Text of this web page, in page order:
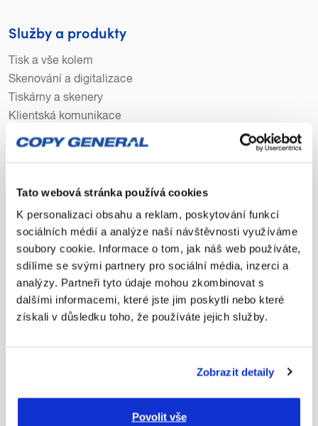
Tato webová stránka používá cookies
K personalizaci obsahu a reklam, poskytování funkcí
sociálních médií a analýze naší návštěvnosti využíváme
soubory cookie. Informace o tom, jak náš web používáte,
sdílíme se svými partnery pro sociální média, inzerci a
analýzy. Partneři tyto údaje mohou zkombinovat s
dalšími informacemi, které jste jim poskytli nebo které
získali v důsledku toho, že používáte jejich služby.
Zobrazit detaily
Povolit vše
Služby a produkty
Tisk a vše kolem
Skenování a digitalizace
Tiskárny a skenery
Klientská komunikace
Aktuality
Lidé v Copy General
Kariéra
Podporujeme
Pobočky
Praha